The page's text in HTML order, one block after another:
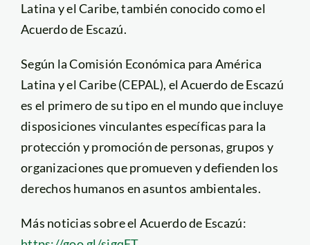
Latina y el Caribe, también conocido como el
Acuerdo de Escazú.
Según la Comisión Económica para América
Latina y el Caribe (CEPAL), el Acuerdo de Escazú
es el primero de su tipo en el mundo que incluye
disposiciones vinculantes específicas para la
protección y promoción de personas, grupos y
organizaciones que promueven y defienden los
derechos humanos en asuntos ambientales.
Más noticias sobre el Acuerdo de Escazú: